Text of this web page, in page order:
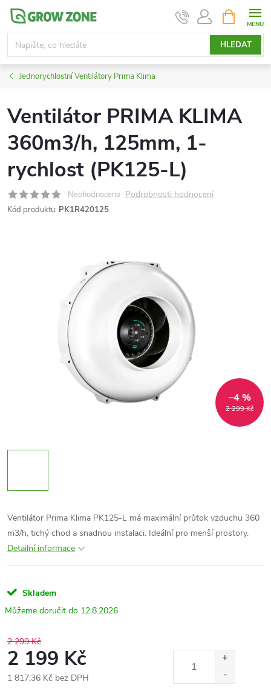
Přejít
obsah
HLEDAT
NÁKUPNÍ
KOŠÍK
Jednorychlostní Ventilátory Prima Klima
Ventilátor PRIMA KLIMA
360m3/h, 125mm, 1-
rychlost (PK125-L)
Neohodnoceno Podrobnosti hodnocení
Kód produktu: PK1R420125
2 299 Kč
–4 %
Ventilátor Prima Klima PK125-L má maximální průtok vzduchu 360
m3/h, tichý chod a snadnou instalaci. Ideální pro menší prostory.
Detailní informace
Skladem
12.8.2026
2 299 Kč
2 199 Kč
1 817,36 Kč bez DPH